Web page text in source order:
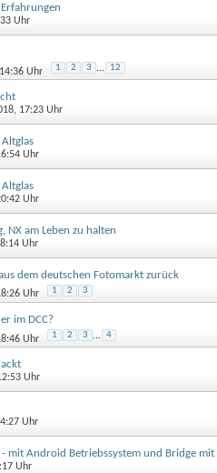
Uhr
Uhr 1 2 3 ... 12
17:23 Uhr
Uhr
Uhr
NX am Leben zu halten
Uhr
dem deutschen Fotomarkt zurück
Uhr 1 2 3
im DCC?
Uhr 1 2 3 ... 4
Uhr
Uhr
- mit Android Betriebssystem und Bridge
Uhr